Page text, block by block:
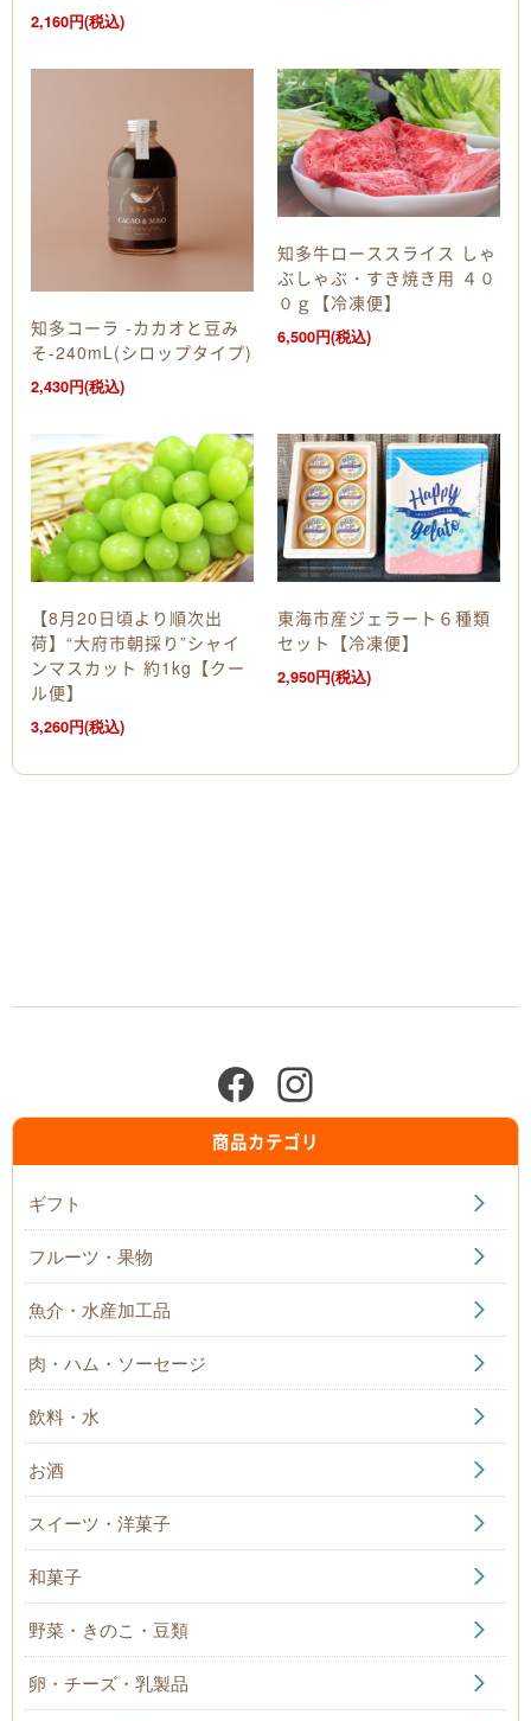
2,160円(税込)
知多コーラ -カカオと豆み
そ-240mL(シロップタイプ)
2,430円(税込)
知多牛ローススライス しゃ
ぶしゃぶ・すき焼き用 ４０
０ｇ【冷凍便】
6,500円(税込)
【8月20日頃より順次出
荷】“大府市朝採り”シャイ
ンマスカット 約1kg【クー
ル便】
3,260円(税込)
東海市産ジェラート６種類
セット【冷凍便】
2,950円(税込)
商品カテゴリ
ギフト
フルーツ・果物
魚介・水産加工品
肉・ハム・ソーセージ
飲料・水
お酒
スイーツ・洋菓子
和菓子
野菜・きのこ・豆類
卵・チーズ・乳製品